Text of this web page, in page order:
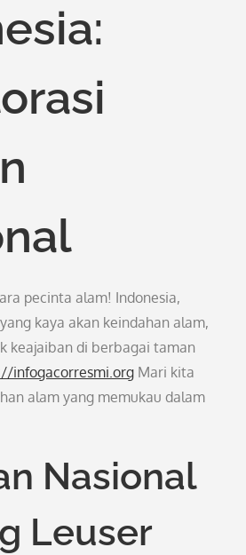
pecinta alam! Indonesia,
kaya akan keindahan alam,
keajaiban di berbagai taman
infogacorresmi.org Mari kita
alam yang memukau dalam
Nasional
Leuser